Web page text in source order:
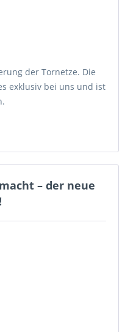
der Tornetze. Die
exklusiv bei uns und ist
– der neue